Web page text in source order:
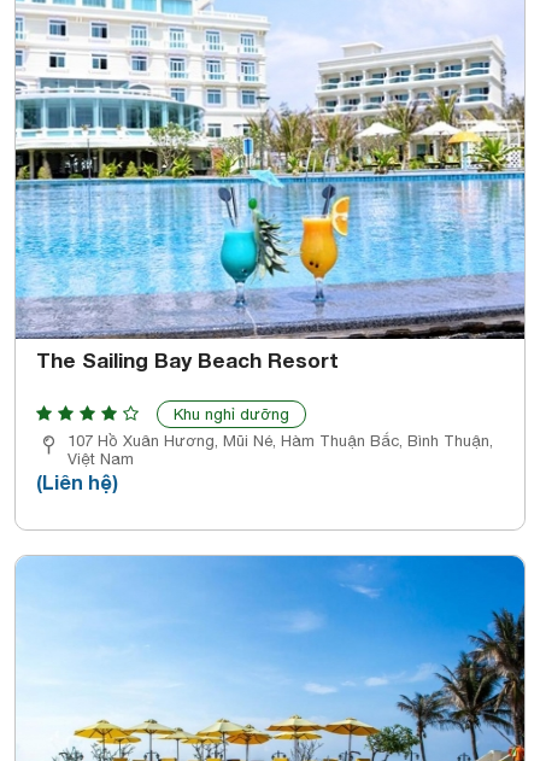
The Sailing Bay Beach Resort
Khu nghỉ dưỡng
107 Hồ Xuân Hương, Mũi Né, Hàm Thuận Bắc, Bình Thuận,
Việt Nam
(Liên hệ)